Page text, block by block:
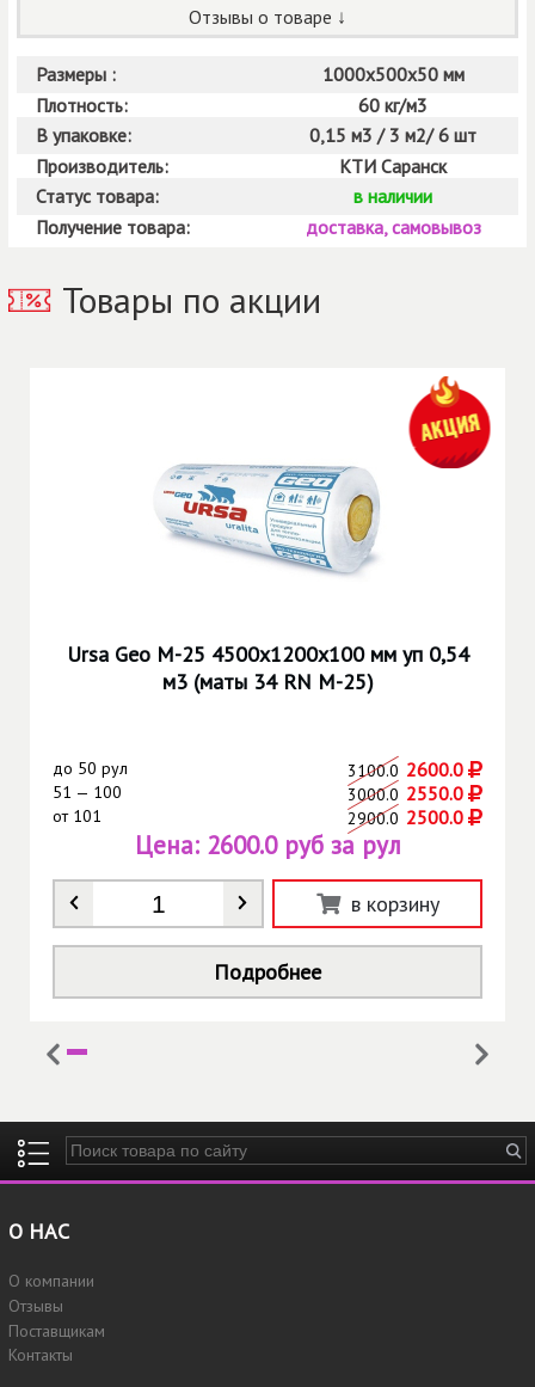
Отзывы о товаре
Размеры :
1000х500х50 мм
Плотность:
60 кг/м3
В упаковке:
0,15 м3 / 3 м2/ 6 шт
Производитель:
КТИ Саранск
Статус товара:
в наличии
Получение товара:
доставка, самовывоз
Товары по акции
Ursa Geo М-25 4500х1200х100 мм уп 0,54
м3 (маты 34 RN М-25)
до 50 рул 3100.0 2600.0
51 — 100 3000.0 2550.0
от101 2900.0 2500.0
Количество *
Цена: 2600.0 руб за рул
в корзину
Подробнее
Введите ключевые слова для поиска
О НАС
О компании
Отзывы
Поставщикам
Контакты